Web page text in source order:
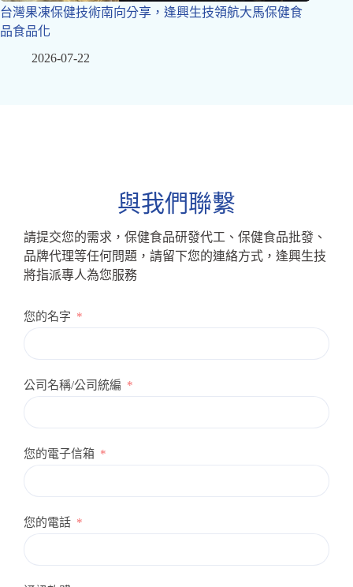
台灣果凍保健技術南向分享，逢興生技領航大馬保健食
品食品化
2026-07-22
與我們聯繫
請提交您的需求，保健食品研發代工、保健食品批發、
品牌代理等任何問題，請留下您的連絡方式，逢興生技
將指派專人為您服務
您的名字
公司名稱/公司統編
您的電子信箱
您的電話